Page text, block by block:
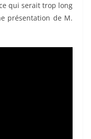
qui serait trop long
présentation de M.